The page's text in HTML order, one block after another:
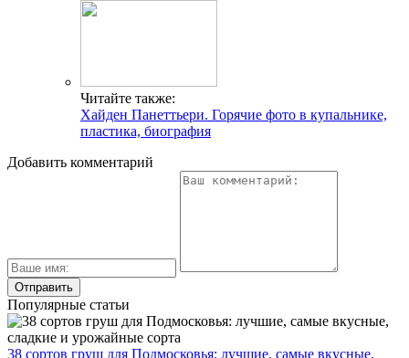
Читайте также:
Хайден Панеттьери. Горячие фото в купальнике,
пластика, биография
Добавить комментарий
Популярные статьи
38 сортов груш для Подмосковья: лучшие, самые вкусные,